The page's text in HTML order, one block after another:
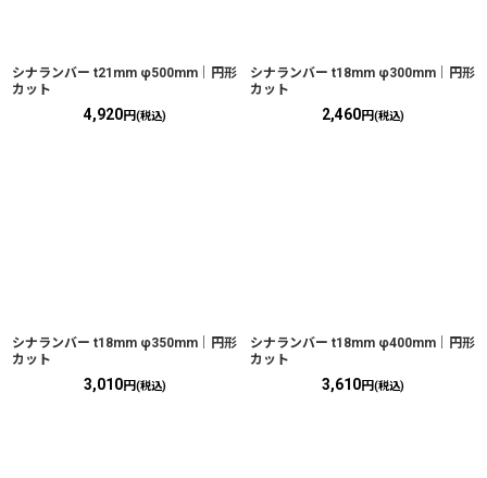
シナランバー t21mm φ500mm｜円形
カット
4,920円(税込)
シナランバー t18mm φ300mm｜円形
カット
2,460円(税込)
シナランバー t18mm φ350mm｜円形
カット
3,010円(税込)
シナランバー t18mm φ400mm｜円形
カット
3,610円(税込)